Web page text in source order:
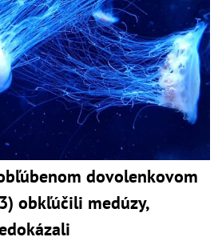
dovolenkovom
obkľúčili medúzy,